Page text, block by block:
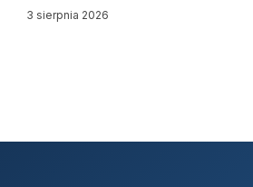
3 sierpnia 2026